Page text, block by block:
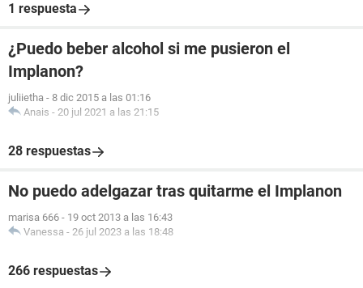
1 respuesta
¿Puedo beber alcohol si me pusieron el
Implanon?
juliietha - 8 dic 2015 a las 01:16
Anais - 20 jul 2021 a las 21:15
28 respuestas
No puedo adelgazar tras quitarme el Implanon
marisa 666 - 19 oct 2013 a las 16:43
Vanessa - 26 jul 2023 a las 18:48
266 respuestas